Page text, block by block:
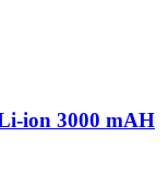
ion 3000 mAH